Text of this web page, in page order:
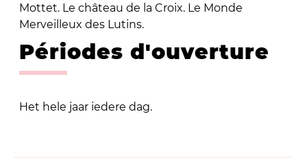
Mottet. Le château de la Croix. Le Monde
Merveilleux des Lutins.
Périodes d'ouverture
Het hele jaar iedere dag.